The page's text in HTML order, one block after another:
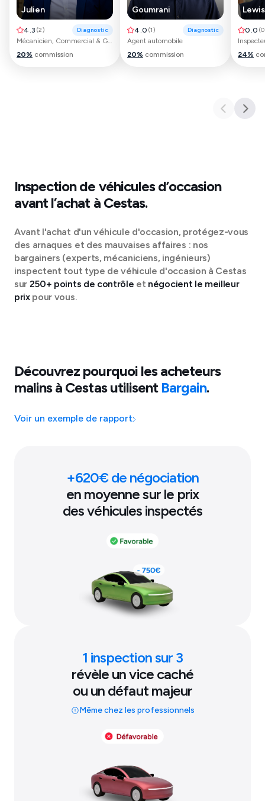
Julien
4.3 (2) Diagnostic
Mécanicien, Commercial & Gestionnaire de parc
20% commission
Goumrani
4.0 (1) Diagnostic
Agent automobile
20% commission
Lewis
0.0 (0
24%
Inspection de véhicules d’occasion
avant l’achat à Cestas.
Avant l'achat d'un véhicule d'occasion, protégez-vous
des arnaques et des mauvaises affaires : nos
bargainers (experts, mécaniciens, ingénieurs)
inspectent tout type de véhicule d'occasion à Cestas
sur 250+ points de contrôle et négocient le meilleur
prixpour vous.
Découvrez pourquoi les acheteurs
malins à Cestasutilisent Bargain.
Voir un exemple de rapport
+620€ de négociation
en moyenne sur le prix
des véhicules inspectés
1 inspection sur 3
révèle un vice caché
ou un défaut majeur
Même chez les professionnels